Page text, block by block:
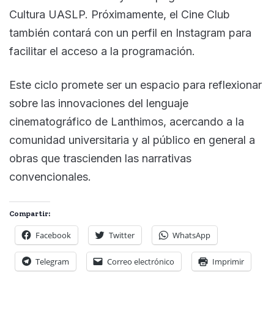
Cultura UASLP. Próximamente, el Cine Club
también contará con un perfil en Instagram para
facilitar el acceso a la programación.
Este ciclo promete ser un espacio para reflexionar
sobre las innovaciones del lenguaje
cinematográfico de Lanthimos, acercando a la
comunidad universitaria y al público en general a
obras que trascienden las narrativas
convencionales.
Compartir:
Facebook Twitter WhatsApp
Telegram Correo electrónico Imprimir